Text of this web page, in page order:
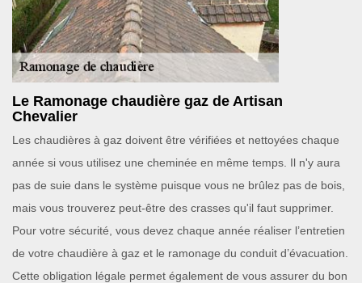
Le Ramonage chaudière gaz de Artisan
Chevalier
Les chaudières à gaz doivent être vérifiées et nettoyées chaque
année si vous utilisez une cheminée en même temps. Il n'y aura
pas de suie dans le système puisque vous ne brûlez pas de bois,
mais vous trouverez peut-être des crasses qu'il faut supprimer.
Pour votre sécurité, vous devez chaque année réaliser l’entretien
de votre chaudière à gaz et le ramonage du conduit d’évacuation.
Cette obligation légale permet également de vous assurer du bon